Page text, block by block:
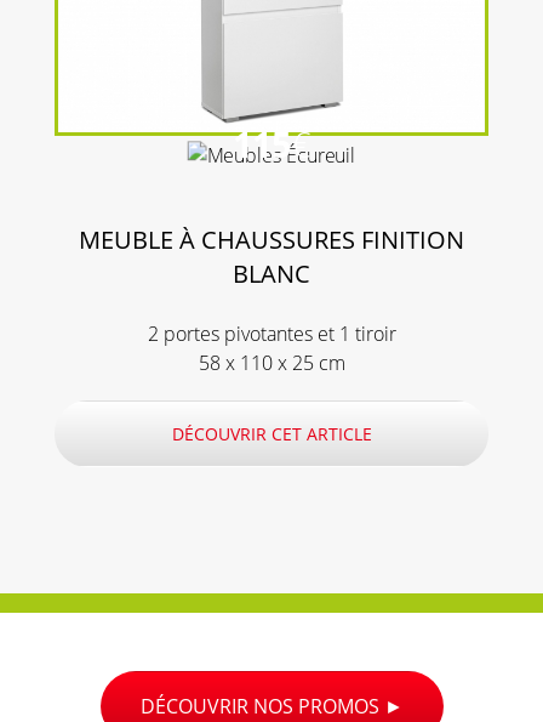
115€
MEUBLE À CHAUSSURES FINITION
BLANC
2 portes pivotantes et 1 tiroir
58 x 110 x 25 cm
DÉCOUVRIR CET ARTICLE
DÉCOUVRIR NOS PROMOS